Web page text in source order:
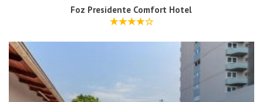
Foz Presidente Comfort Hotel